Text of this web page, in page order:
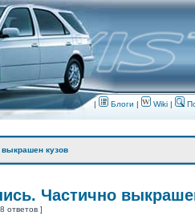
| Блоги | Wiki |
выкрашен кузов
Частично
ответов ]